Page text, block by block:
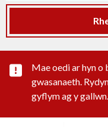
Rhybudd
Mae oedi ar hyn
gwasanaeth.
gyflym ag y gallwn.